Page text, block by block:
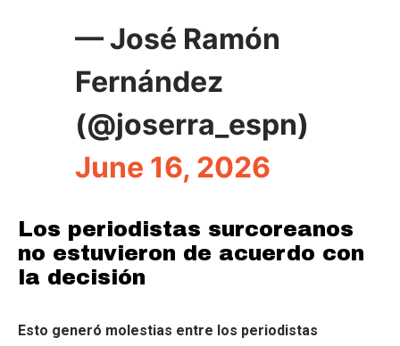
— José Ramón
Fernández
(@joserra_espn)
June 16, 2026
Los periodistas surcoreanos
no estuvieron de acuerdo con
la decisión
Esto generó molestias entre los periodistas